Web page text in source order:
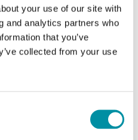
your use of our site with
and analytics partners who
that you’ve
collected from your use
esterno 0...10